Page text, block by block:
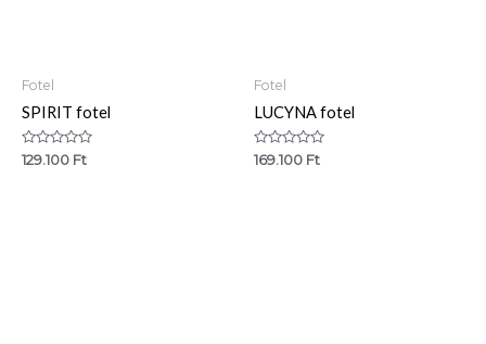
Fotel
SPIRIT fotel
Értékelés:
0
129.100 Ft
Fotel
LUCYNA fotel
Értékelés:
0
169.100 Ft